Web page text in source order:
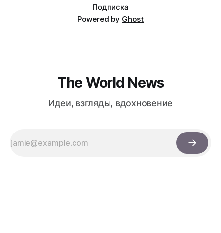
Подписка
Powered by Ghost
The World News
Идеи, взгляды, вдохновение